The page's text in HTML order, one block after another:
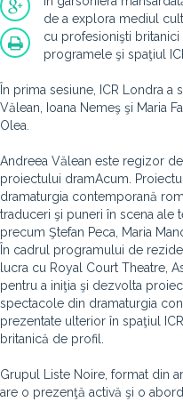
de a explora mediul
cu profesionişti
programele şi spaţiul
În prima sesiune, ICR Londra
Vălean, Ioana Nemeş şi Maria
Olea.
Andreea Vălean este regizor
proiectului dramAcum.
dramaturgia contemporană
traduceri şi puneri în scena ale
precum Ştefan Peca, Maria
În cadrul programului de
lucra cu Royal Court Theatre,
pentru a iniţia şi dezvolta
spectacole din dramaturgia
prezentate ulterior în spaţiul
britanică de profil.
Grupul Liste Noire, format din
are o prezenţă activă şi o